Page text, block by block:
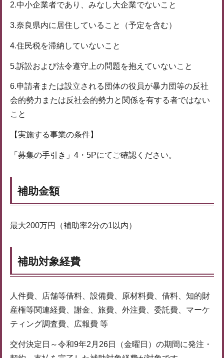
2.中小企業者であり、みなし大企業でないこと
3.奈良県内に居住していること（予定を含む）
4.住民税を滞納していないこと
5.訴訟および法令遵守上の問題を抱えていないこと
6.申請者または設立される団体の役員が暴力団等の反社
会的勢力または反社会的勢力と関係を有する者ではない
こと
【実施する事業の条件】
「募集の手引き」4・5Pにてご確認ください。
補助金額
最大200万円（補助率2分の1以内）
補助対象経費
人件費、店舗等借料、設備費、原材料費、借料、知的財
産権等関連経費、謝金、旅費、外注費、委託費、マーケ
ティング調査費、広報費 等
交付決定日～令和9年2月26日（金曜日）の期間に発注・